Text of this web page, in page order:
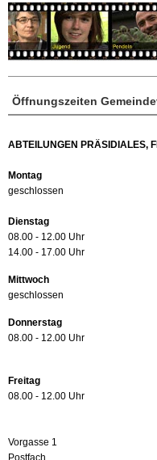
Öffnungszeiten
ABTEILUNGEN PRÄSIDIALES,
Montag
geschlossen
Dienstag
08.00 - 12.00 Uhr
14.00 - 17.00 Uhr
Mittwoch
geschlossen
Donnerstag
08.00 - 12.00 Uhr
Freitag
08.00 - 12.00 Uhr
Vorgasse 1